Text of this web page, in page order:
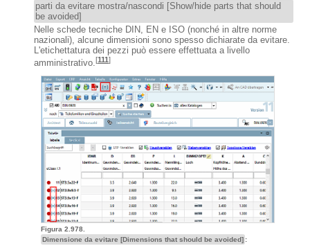
parti da evitare mostra/nascondi [Show/hide parts that should
be avoided]
Nelle schede tecniche DIN, EN e ISO (nonché in altre norme
nazionali), alcune dimensioni sono spesso dichiarate da evitare.
L'etichettatura dei pezzi può essere effettuata a livello
amministrativo.[111]
Figura 2.978.
Dimensione da evitare [Dimensions that should be avoided] :